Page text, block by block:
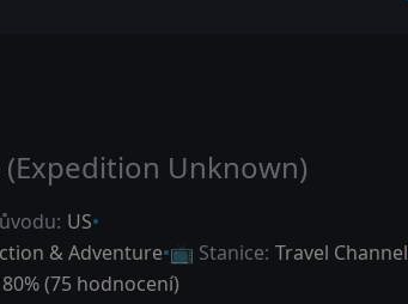
(Expedition Unknown)
US
& Adventure 📺 Stanice: Travel Channel
80% (75 hodnocení)